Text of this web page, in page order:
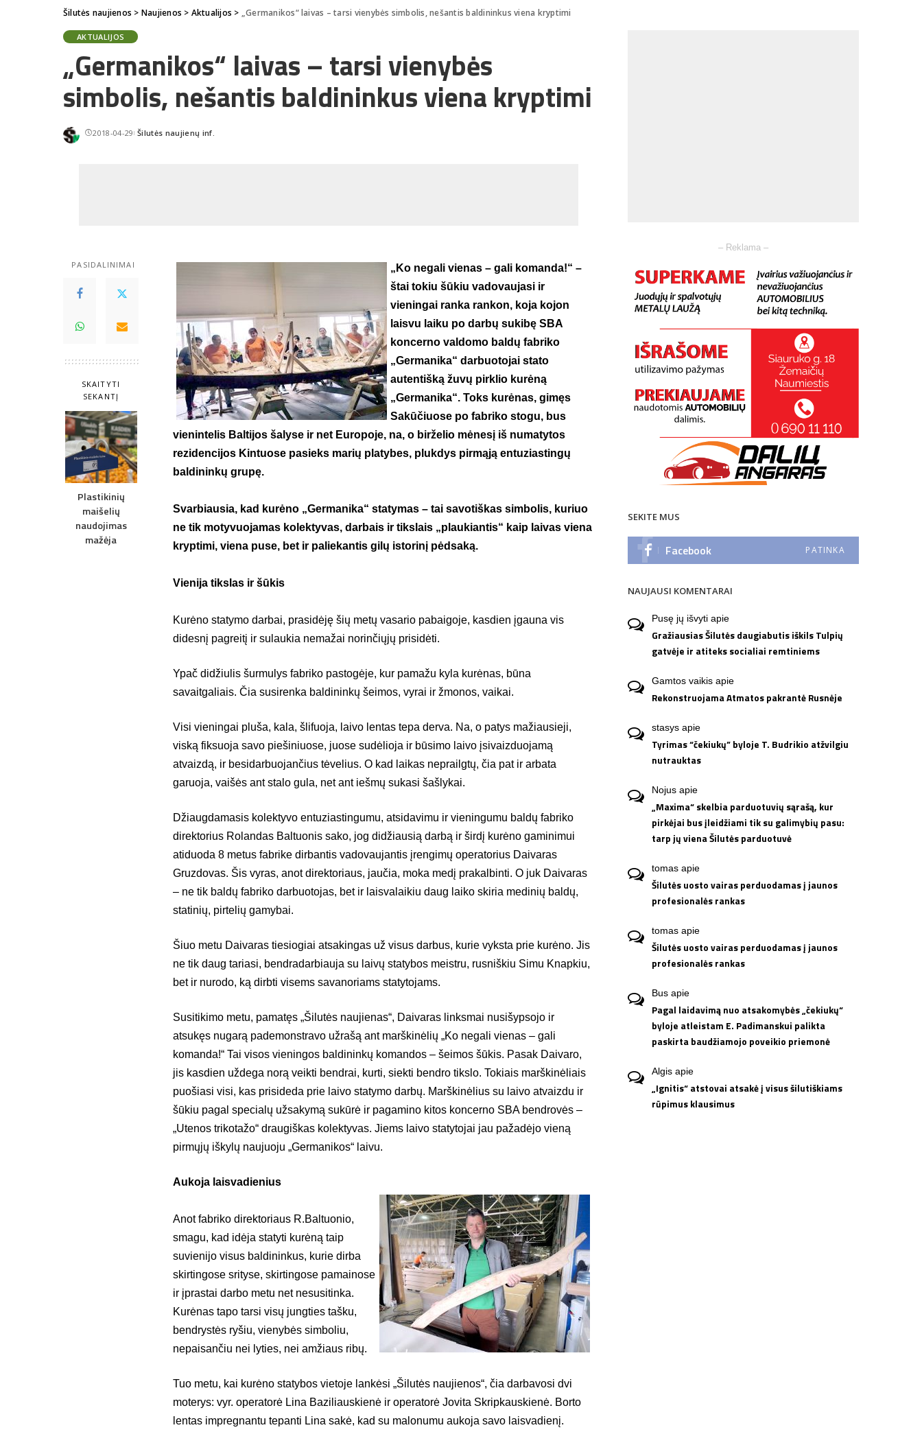
Šilutės naujienos > Naujienos > Aktualijos > „Germanikos“ laivas – tarsi vienybės simbolis, nešantis baldininkus viena kryptimi
AKTUALIJOS
„Germanikos“ laivas – tarsi vienybės
simbolis, nešantis baldininkus viena kryptimi
2018-04-29Posted
Šilutės naujienų inf.
PASIDALINIMAI
SKAITYTI
SEKANTĮ
Plastikinių
maišelių
naudojimas
mažėja
„Ko negali vienas – gali komanda!“ –
štai tokiu šūkiu vadovaujasi ir
vieningai ranka rankon, koja kojon
laisvu laiku po darbų sukibę SBA
koncerno valdomo baldų fabriko
„Germanika“ darbuotojai stato
autentišką žuvų pirklio kurėną
„Germanika“. Toks kurėnas, gimęs
Sakūčiuose po fabriko stogu, bus
vienintelis Baltijos šalyse ir net Europoje, na, o birželio mėnesį iš numatytos
rezidencijos Kintuose pasieks marių platybes, plukdys pirmąją entuziastingų
baldininkų grupę.
Svarbiausia, kad kurėno „Germanika“ statymas – tai savotiškas simbolis, kuriuo
ne tik motyvuojamas kolektyvas, darbais ir tikslais „plaukiantis“ kaip laivas viena
kryptimi, viena puse, bet ir paliekantis gilų istorinį pėdsaką.
Vienija tikslas ir šūkis
Kurėno statymo darbai, prasidėję šių metų vasario pabaigoje, kasdien įgauna vis
didesnį pagreitį ir sulaukia nemažai norinčiųjų prisidėti.
Ypač didžiulis šurmulys fabriko pastogėje, kur pamažu kyla kurėnas, būna
savaitgaliais. Čia susirenka baldininkų šeimos, vyrai ir žmonos, vaikai.
Visi vieningai pluša, kala, šlifuoja, laivo lentas tepa derva. Na, o patys mažiausieji,
viską fiksuoja savo piešiniuose, juose sudėlioja ir būsimo laivo įsivaizduojamą
atvaizdą, ir besidarbuojančius tėvelius. O kad laikas neprailgtų, čia pat ir arbata
garuoja, vaišės ant stalo gula, net ant iešmų sukasi šašlykai.
Džiaugdamasis kolektyvo entuziastingumu, atsidavimu ir vieningumu baldų fabriko
direktorius Rolandas Baltuonis sako, jog didžiausią darbą ir širdį kurėno gaminimui
atiduoda 8 metus fabrike dirbantis vadovaujantis įrengimų operatorius Daivaras
Gruzdovas. Šis vyras, anot direktoriaus, jaučia, moka medį prakalbinti. O juk Daivaras
– ne tik baldų fabriko darbuotojas, bet ir laisvalaikiu daug laiko skiria medinių baldų,
statinių, pirtelių gamybai.
Šiuo metu Daivaras tiesiogiai atsakingas už visus darbus, kurie vyksta prie kurėno. Jis
ne tik daug tariasi, bendradarbiauja su laivų statybos meistru, rusniškiu Simu Knapkiu,
bet ir nurodo, ką dirbti visems savanoriams statytojams.
Susitikimo metu, pamatęs „Šilutės naujienas“, Daivaras linksmai nusišypsojo ir
atsukęs nugarą pademonstravo užrašą ant marškinėlių „Ko negali vienas – gali
komanda!“ Tai visos vieningos baldininkų komandos – šeimos šūkis. Pasak Daivaro,
jis kasdien uždega norą veikti bendrai, kurti, siekti bendro tikslo. Tokiais marškinėliais
puošiasi visi, kas prisideda prie laivo statymo darbų. Marškinėlius su laivo atvaizdu ir
šūkiu pagal specialų užsakymą sukūrė ir pagamino kitos koncerno SBA bendrovės –
„Utenos trikotažo“ draugiškas kolektyvas. Jiems laivo statytojai jau pažadėjo vieną
pirmųjų iškylų naujuoju „Germanikos“ laivu.
Aukoja laisvadienius
Anot fabriko direktoriaus R.Baltuonio,
smagu, kad idėja statyti kurėną taip
suvienijo visus baldininkus, kurie dirba
skirtingose srityse, skirtingose pamainose
ir įprastai darbo metu net nesusitinka.
Kurėnas tapo tarsi visų jungties tašku,
bendrystės ryšiu, vienybės simboliu,
nepaisančiu nei lyties, nei amžiaus ribų.
Tuo metu, kai kurėno statybos vietoje lankėsi „Šilutės naujienos“, čia darbavosi dvi
moterys: vyr. operatorė Lina Baziliauskienė ir operatorė Jovita Skripkauskienė. Borto
lentas impregnantu tepanti Lina sakė, kad su malonumu aukoja savo laisvadienį.
– Reklama –
SEKITE MUS
Facebook PATINKA
NAUJAUSI KOMENTARAI
Pusę jų išvyti apie
Gražiausias Šilutės daugiabutis iškils Tulpių
gatvėje ir atiteks socialiai remtiniems
Gamtos vaikis apie
Rekonstruojama Atmatos pakrantė Rusnėje
stasys apie
Tyrimas “čekiukų” byloje T. Budrikio atžvilgiu
nutrauktas
Nojus apie
„Maxima“ skelbia parduotuvių sąrašą, kur
pirkėjai bus įleidžiami tik su galimybių pasu:
tarp jų viena Šilutės parduotuvė
tomas apie
Šilutės uosto vairas perduodamas į jaunos
profesionalės rankas
tomas apie
Šilutės uosto vairas perduodamas į jaunos
profesionalės rankas
Bus apie
Pagal laidavimą nuo atsakomybės „čekiukų“
byloje atleistam E. Padimanskui palikta
paskirta baudžiamojo poveikio priemonė
Algis apie
„Ignitis“ atstovai atsakė į visus šilutiškiams
rūpimus klausimus